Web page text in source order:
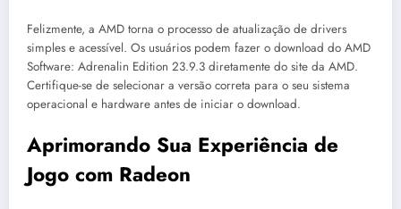
Felizmente, a AMD torna o processo de atualização de drivers
simples e acessível. Os usuários podem fazer o download do AMD
Software: Adrenalin Edition 23.9.3 diretamente do site da AMD.
Certifique-se de selecionar a versão correta para o seu sistema
operacional e hardware antes de iniciar o download.
Aprimorando Sua Experiência de
Jogo com Radeon